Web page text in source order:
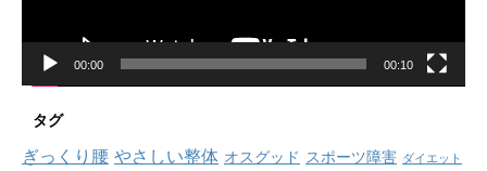
00:00 00:10
タグ
ぎっくり腰 やさしい整体 オスグッド スポーツ障害 ダイエット